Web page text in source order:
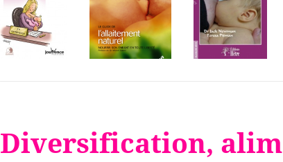
Diversification,